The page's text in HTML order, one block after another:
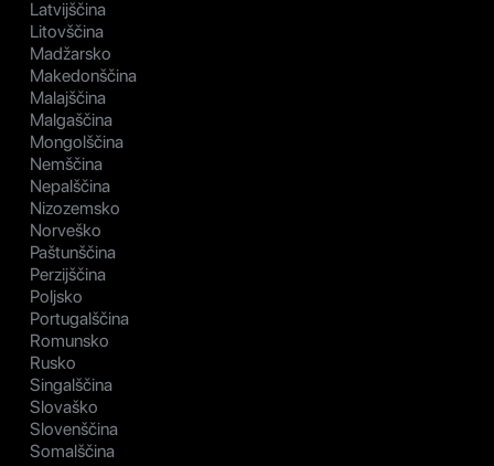
Latvijščina
Litovščina
Madžarsko
Makedonščina
Malajščina
Malgaščina
Mongolščina
Nemščina
Nepalščina
Nizozemsko
Norveško
Paštunščina
Perzijščina
Poljsko
Portugalščina
Romunsko
Rusko
Singalščina
Slovaško
Slovenščina
Somalščina